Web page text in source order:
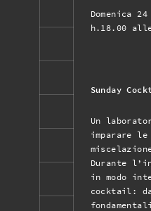
Domenica
h.18.00
Sunday
Un
imparare
Durante
in modo
cocktail: